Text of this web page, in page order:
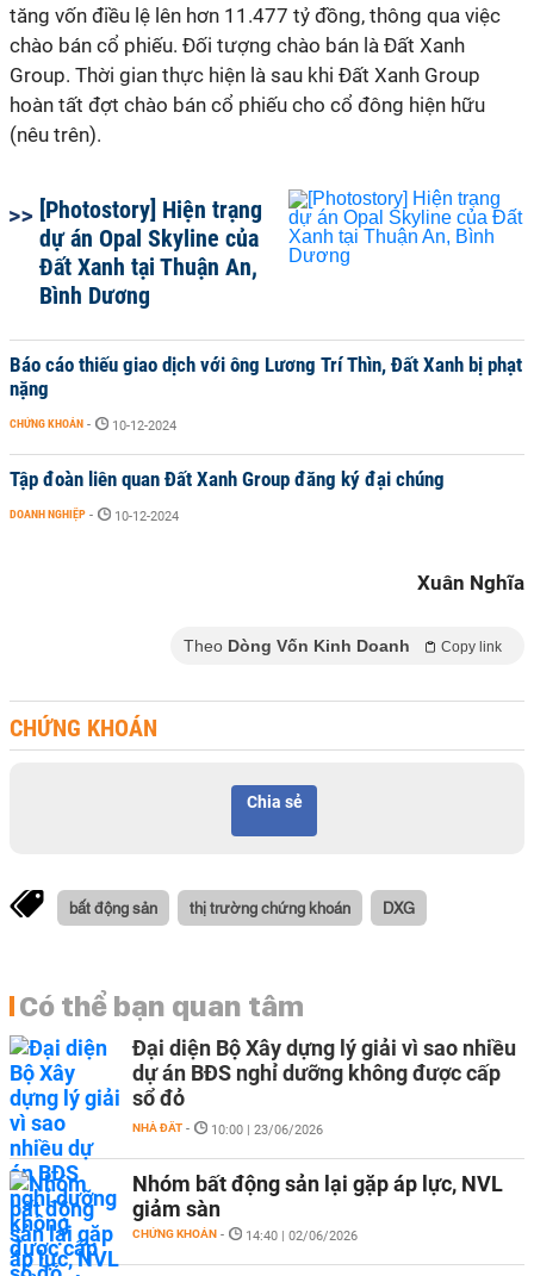
tăng vốn điều lệ lên hơn 11.477 tỷ đồng, thông qua việc
chào bán cổ phiếu. Đối tượng chào bán là Đất Xanh
Group. Thời gian thực hiện là sau khi Đất Xanh Group
hoàn tất đợt chào bán cổ phiếu cho cổ đông hiện hữu
(nêu trên).
[Photostory] Hiện trạng
dự án Opal Skyline của
Đất Xanh tại Thuận An,
Bình Dương
Báo cáo thiếu giao dịch với ông Lương Trí Thìn, Đất Xanh bị phạt
nặng
CHỨNG KHOÁN - 10-12-2024
Tập đoàn liên quan Đất Xanh Group đăng ký đại chúng
DOANH NGHIỆP - 10-12-2024
Xuân Nghĩa
Theo Dòng Vốn Kinh Doanh Copy link
CHỨNG KHOÁN
Chia sẻ
bất động sản thị trường chứng khoán DXG
Có thể bạn quan tâm
Đại diện Bộ Xây dựng lý giải vì sao nhiều
dự án BĐS nghỉ dưỡng không được cấp
sổ đỏ
NHÀ ĐẤT - 10:00 | 23/06/2026
Nhóm bất động sản lại gặp áp lực, NVL
giảm sàn
CHỨNG KHOÁN - 14:40 | 02/06/2026